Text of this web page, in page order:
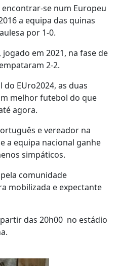
se num Europeu
a equipa das quinas
por 1-0.
em 2021, na fase de
2-2.
EUro2024, as duas
melhor futebol do que
agora.
e vereador na
a equipa nacional ganhe
simpáticos.
comunidade
mobilizada e expectante
das 20h00 no estádio